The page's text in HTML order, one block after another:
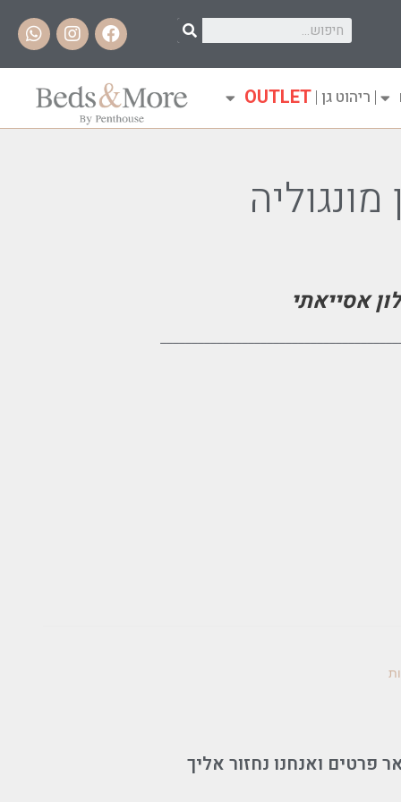
ריהוט גן OUTLET
מונגוליה
אסייאתי
פרטים ואנחנו נחזור אליך